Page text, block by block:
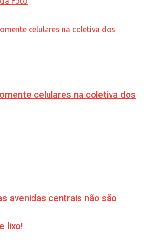
celulares na coletiva dos
avenidas centrais não são
lixo!